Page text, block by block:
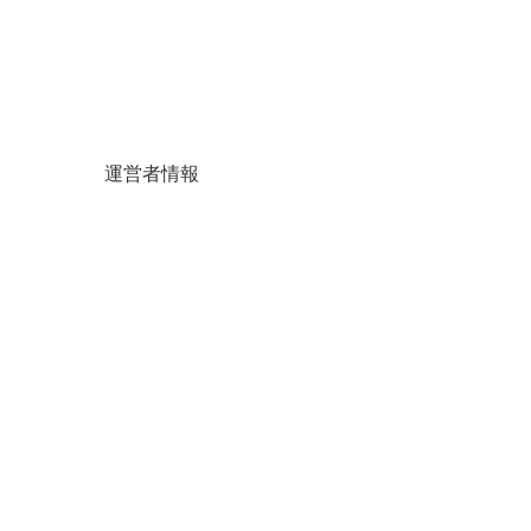
運営者情報